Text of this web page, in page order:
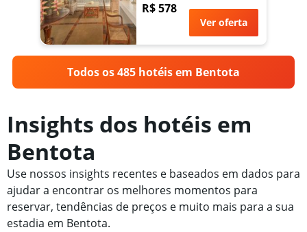
R$ 578
Ver oferta
Todos os 485 hotéis em Bentota
Insights dos hotéis em
Bentota
Use nossos insights recentes e baseados em dados para
ajudar a encontrar os melhores momentos para
reservar, tendências de preços e muito mais para a sua
estadia em Bentota.